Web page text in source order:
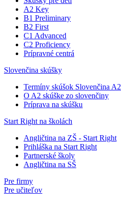
A2 Key
B1 Preliminary
B2 First
C1 Advanced
C2 Proficiency
Prípravné centrá
Slovenčina skúšky
Termíny skúšok Slovenčina A2
O A2 skúške zo slovenčiny
Príprava na skúšku
Start Right na školách
Angličtina na ZŠ - Start Right
Prihláška na Start Right
Partnerské školy
Angličtina na SŠ
Pre firmy
Pre učiteľov